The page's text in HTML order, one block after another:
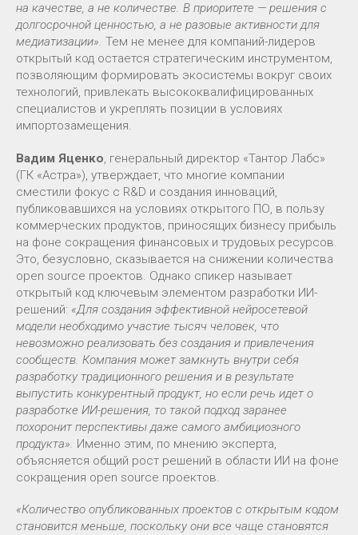
на качестве, а не количестве. В приоритете — решения с
долгосрочной ценностью, а не разовые активности для
медиатизации». Тем не менее для компаний-лидеров
открытый код остается стратегическим инструментом,
позволяющим формировать экосистемы вокруг своих
технологий, привлекать высококвалифицированных
специалистов и укреплять позиции в условиях
импортозамещения.
Вадим Яценко , генеральный директор «Тантор Лабс»
(ГК «Астра»), утверждает, что многие компании
сместили фокус с R&D и создания инноваций,
публиковавшихся на условиях открытого ПО, в пользу
коммерческих продуктов, приносящих бизнесу прибыль
на фоне сокращения финансовых и трудовых ресурсов.
Это, безусловно, сказывается на снижении количества
open source проектов. Однако спикер называет
открытый код ключевым элементом разработки ИИ-
решений: «Для создания эффективной нейросетевой
модели необходимо участие тысяч человек, что
невозможно реализовать без создания и привлечения
сообществ. Компания может замкнуть внутри себя
разработку традиционного решения и в результате
выпустить конкурентный продукт, но если речь идет о
разработке ИИ-решения, то такой подход заранее
похоронит перспективы даже самого амбициозного
продукта». Именно этим, по мнению эксперта,
объясняется общий рост решений в области ИИ на фоне
сокращения open source проектов.
«Количество опубликованных проектов с открытым кодом
становится меньше, поскольку они все чаще становятся